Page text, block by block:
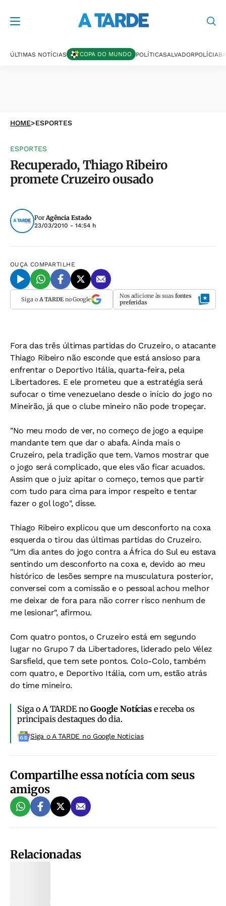
ÚLTIMAS NOTÍCIAS COPA DO MUNDO POLÍTICASALVADORPOLÍCIA
HOME>ESPORTES
ESPORTES
Recuperado, Thiago Ribeiro
promete Cruzeiro ousado
PorAgência Estado
23/03/2010 - 14:54 h
OUÇA COMPARTILHE
Siga o A TARDEno Google Nos adicione às suas fontes
preferidas
Fora das três últimas partidas do Cruzeiro, o atacante
Thiago Ribeiro não esconde que está ansioso para
enfrentar o Deportivo Itália, quarta-feira, pela
Libertadores. E ele prometeu que a estratégia será
sufocar o time venezuelano desde o início do jogo no
Mineirão, já que o clube mineiro não pode tropeçar.
"No meu modo de ver, no começo de jogo a equipe
mandante tem que dar o abafa. Ainda mais o
Cruzeiro, pela tradição que tem. Vamos mostrar que
o jogo será complicado, que eles vão ficar acuados.
Assim que o juiz apitar o começo, temos que partir
com tudo para cima para impor respeito e tentar
fazer o gol logo", disse.
Thiago Ribeiro explicou que um desconforto na coxa
esquerda o tirou das últimas partidas do Cruzeiro.
"Um dia antes do jogo contra a África do Sul eu estava
sentindo um desconforto na coxa e, devido ao meu
histórico de lesões sempre na musculatura posterior,
conversei com a comissão e o pessoal achou melhor
me deixar de fora para não correr risco nenhum de
me lesionar", afirmou.
Com quatro pontos, o Cruzeiro está em segundo
lugar no Grupo 7 da Libertadores, liderado pelo Vélez
Sarsfield, que tem sete pontos. Colo-Colo, também
com quatro, e Deportivo Itália, com um, estão atrás
do time mineiro.
Siga o A TARDE noGoogle Notíciase receba os
principais destaques do dia.
Siga o A TARDE no Google Noticias
Compartilhe essa notícia com seus
amigos
Relacionadas